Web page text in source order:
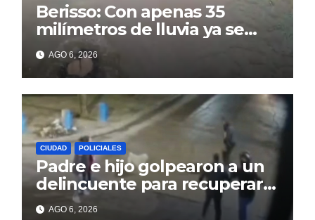
Berisso: Con apenas 35
milímetros de lluvia ya se
sienten los problemas
AGO 6, 2026
CIUDAD POLICIALES
Padre e hijo golpearon a un
delincuente para recuperar
un celular robado en Berisso
AGO 6, 2026